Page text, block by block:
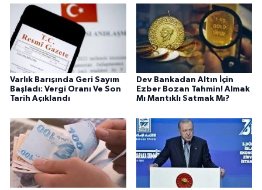
Varlık Barışında Geri Sayım
Başladı: Vergi Oranı Ve Son
Tarih Açıklandı
Dev Bankadan Altın İçin
Ezber Bozan Tahmin! Almak
Mı Mantıklı Satmak Mı?